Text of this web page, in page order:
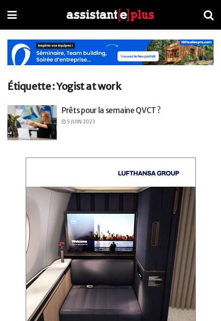
Étiquette :Yogist at work
Prêts pour la semaine QVCT ?
5 JUIN 2023